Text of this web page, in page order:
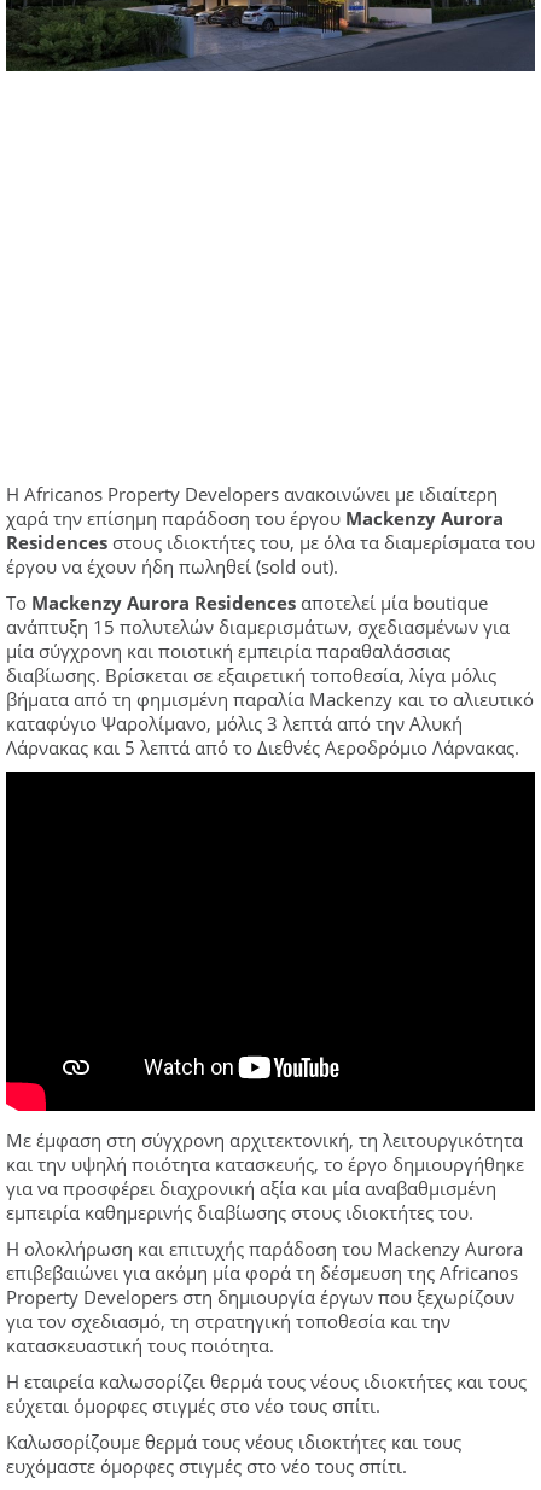
Η Africanos Property Developers ανακοινώνει με ιδιαίτερη
χαρά την επίσημη παράδοση του έργου Mackenzy Aurora
Residences στους ιδιοκτήτες του, με όλα τα διαμερίσματα του
έργου να έχουν ήδη πωληθεί (sold out).
Το Mackenzy Aurora Residences αποτελεί μία boutique
ανάπτυξη 15 πολυτελών διαμερισμάτων, σχεδιασμένων για
μία σύγχρονη και ποιοτική εμπειρία παραθαλάσσιας
διαβίωσης. Βρίσκεται σε εξαιρετική τοποθεσία, λίγα μόλις
βήματα από τη φημισμένη παραλία Mackenzy και το αλιευτικό
καταφύγιο Ψαρολίμανο, μόλις 3 λεπτά από την Αλυκή
Λάρνακας και 5 λεπτά από το Διεθνές Αεροδρόμιο Λάρνακας.
Με έμφαση στη σύγχρονη αρχιτεκτονική, τη λειτουργικότητα
και την υψηλή ποιότητα κατασκευής, το έργο δημιουργήθηκε
για να προσφέρει διαχρονική αξία και μία αναβαθμισμένη
εμπειρία καθημερινής διαβίωσης στους ιδιοκτήτες του.
Η ολοκλήρωση και επιτυχής παράδοση του Mackenzy Aurora
επιβεβαιώνει για ακόμη μία φορά τη δέσμευση της Africanos
Property Developers στη δημιουργία έργων που ξεχωρίζουν
για τον σχεδιασμό, τη στρατηγική τοποθεσία και την
κατασκευαστική τους ποιότητα.
Η εταιρεία καλωσορίζει θερμά τους νέους ιδιοκτήτες και τους
εύχεται όμορφες στιγμές στο νέο τους σπίτι.
Καλωσορίζουμε θερμά τους νέους ιδιοκτήτες και τους
ευχόμαστε όμορφες στιγμές στο νέο τους σπίτι.